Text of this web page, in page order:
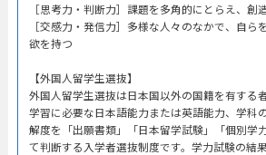
［思考力・判断力］課題を多角的にとらえ、創
［交感力・発信力］多様な人々のなかで、自ら
欲を持つ
【外国人留学生選抜】
外国人留学生選抜は日本国以外の国籍を有する
学習に必要な日本語能力または英語能力、学科
解度を「出願書類」「日本留学試験」「個別学
て判断する入学者選抜制度です。学力試験の結